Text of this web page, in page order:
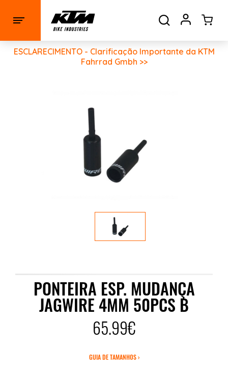
ESCLARECIMENTO - Clarificação Importante da KTM
Fahrrad Gmbh >>
PONTEIRA ESP. MUDANÇA
JAGWIRE 4MM 50PCS B
65.99€
GUIA DE TAMANHOS ›